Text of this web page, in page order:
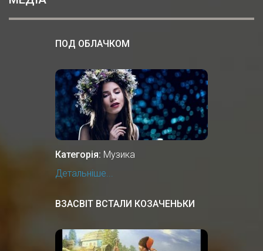
ПОД ОБЛАЧКОМ
Категорія: Музика
Детальніше...
ВЗАСВІТ ВСТАЛИ КОЗАЧЕНЬКИ